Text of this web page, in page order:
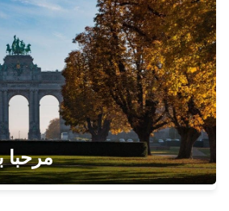
LYON -IKC- *RY*
مرحبا